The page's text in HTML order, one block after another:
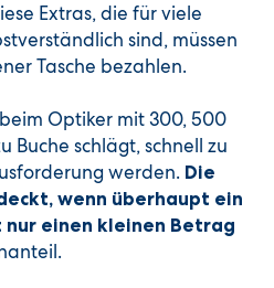
Extras, die für viele
sind, müssen
Tasche bezahlen.
Optiker mit 300, 500
Buche schlägt, schnell zu
werden. Die
wenn überhaupt ein
einen kleinen Betrag